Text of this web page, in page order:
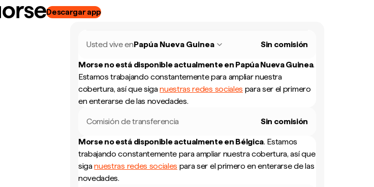
Descargar app
Usted vive enPapúa Nueva Guinea Sin comisión
Morse no está disponible actualmente en Papúa Nueva Guinea.
Estamos trabajando constantemente para ampliar nuestra
cobertura, así que siganuestras redes sociales para ser el primero
en enterarse de las novedades.
Comisión de transferencia Sin comisión
Morse no está disponible actualmente en Bélgica. Estamos
trabajando constantemente para ampliar nuestra cobertura, así que
siganuestras redes sociales para ser el primero en enterarse de las
novedades.